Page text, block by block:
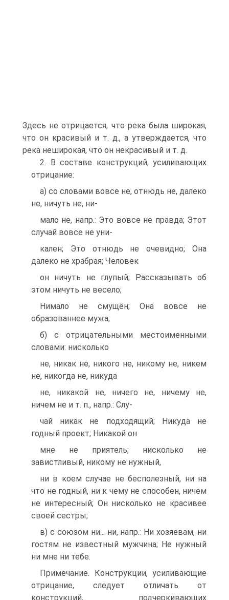
Здесь не отрицается, что река была широкая,
что он красивый и т. д., а утверждается, что
река неширокая, что он некрасивый и т. д.
2. В составе конструкций, усиливающих
отрицание:
а) со словами вовсе не, отнюдь не, далеко
не, ничуть не, ни-
мало не, напр.: Это вовсе не правда; Этот
случай вовсе не уни-
кален; Это отнюдь не очевидно; Она
далеко не храбрая; Человек
он ничуть не глупый; Рассказывать об
этом ничуть не весело;
Нимало не смущён; Она вовсе не
образованнее мужа;
б) с отрицательными местоименными
словами: нисколько
не, никак не, никого не, никому не, никем
не, никогда не, никуда
не, никакой не, ничего не, ничему не,
ничем не и т. п., напр.: Слу-
чай никак не подходящий; Никуда не
годный проект; Никакой он
мне не приятель; нисколько не
завистливый, никому не нужный,
ни в коем случае не бесполезный, ни на
что не годный, ни к чему не способен, ничем
не интересный; Он нисколько не красивее
своей сестры;
в) с союзом ни... ни, напр.: Ни хозяевам, ни
гостям не известный мужчина; Не нужный
ни мне ни тебе.
Примечание. Конструкции, усиливающие
отрицание, следует отличать от
конструкций, подчеркивающих